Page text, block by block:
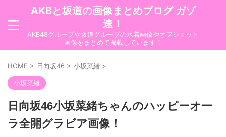
AKBと坂道の画像まとめブログ ガゾ
速！
AKB48グループや坂道グループの水着画像やオフショット
画像をまとめて掲載しています！
HOME > 日向坂46 > 小坂菜緒 >
小坂菜緒
日向坂46小坂菜緒ちゃんのハッピーオー
ラ全開グラビア画像！